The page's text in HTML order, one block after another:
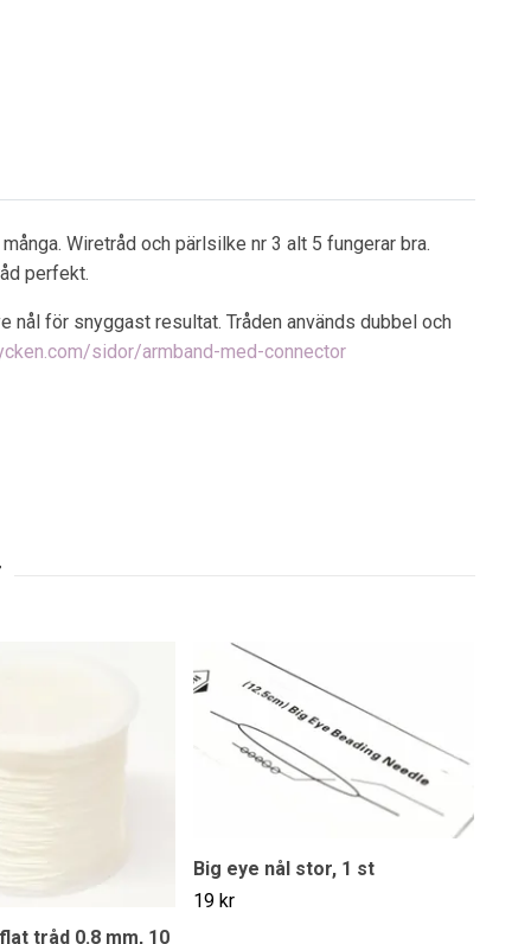
Wiretråd och pärlsilke nr 3 alt 5 fungerar bra.
perfekt.
nål för snyggast resultat. Tråden används dubbel och
sidor/armband-med-connector
tråd 0.8 mm, 10
Big eye nål stor, 1 st
19 kr